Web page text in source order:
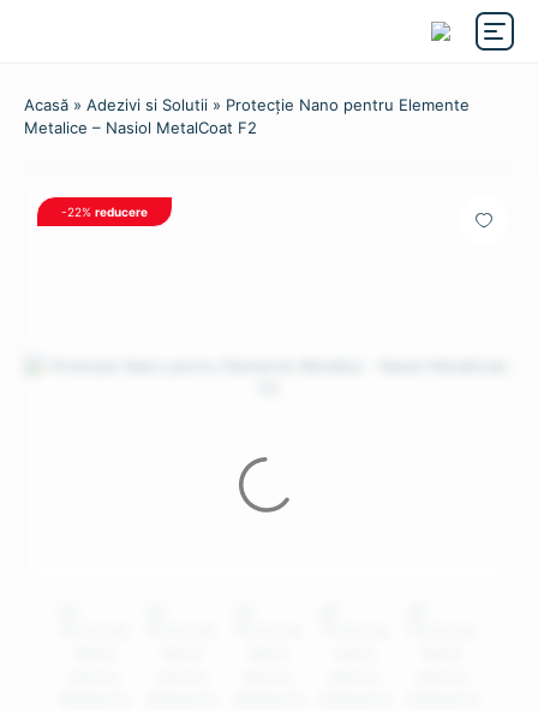
Acasă » Adezivi si Solutii » Protecție Nano pentru Elemente
Metalice – Nasiol MetalCoat F2
-22% reducere